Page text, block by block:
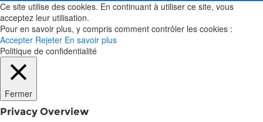
Ce site utilise des cookies. En continuant à utiliser ce site, vous
acceptez leur utilisation.
Pour en savoir plus, y compris comment contrôler les cookies :
Accepter Rejeter En savoir plus
Politique de confidentialité
Fermer
Privacy Overview